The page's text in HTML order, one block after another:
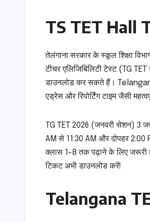
TS TET Hall
तेलंगाना सरकार के स्कूल शिक्षा
टीचर एलिजिबिलिटी टेस्ट (TG
डाउनलोड कर सकते हैं। Telangana
एड्रेस और रिपोर्टिंग टाइम जैसी
TG TET 2026 (जनवरी सेशन) 3
AM से 11:30 AM और दोपहर 2:00
क्लास 1-8 तक पढ़ाने के लिए जरूरी
टिकट अभी डाउनलोड करें!
Telangana